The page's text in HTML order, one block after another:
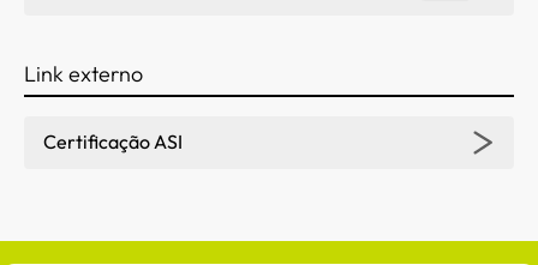
Link externo
Certificação ASI